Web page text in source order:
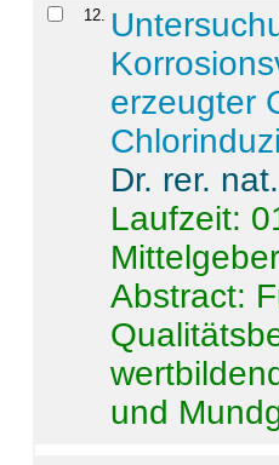
12
erzeugter
Dr. rer.
Laufzeit:
Abstract:
und